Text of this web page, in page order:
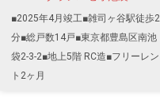
■2025年4月竣工■雑司ヶ谷駅徒歩2
分■総戸数14戸■東京都豊島区南池
袋2-3-2■地上5階 RC造■フリーレン
ト2ヶ月